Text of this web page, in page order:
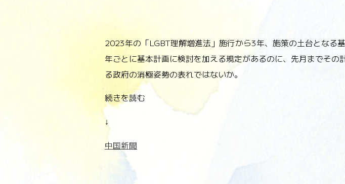
2023年の「LGBT理解増進法」施行から3年、施策の土台となる
年ごとに基本計画に検討を加える規定があるのに、先月までそ
る政府の消極姿勢の表れではないか。
続きを読む
↓
中国新聞